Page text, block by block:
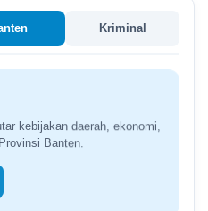
Kriminal
kebijakan daerah, ekonomi,
Banten.